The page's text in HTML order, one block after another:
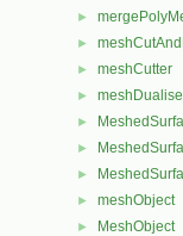
►
►
► meshCutter
►
►
►
►
► meshObject
► MeshObject